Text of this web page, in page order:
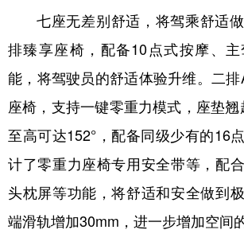
七座无差别舒适，将驾乘舒适
排臻享座椅，配备10点式按摩、
能，将驾驶员的舒适体验升维。二排
座椅，支持一键零重力模式，座垫翘
至高可达152°，配备同级少有的16
计了零重力座椅专用安全带等，配
头枕屏等功能，将舒适和安全做到
端滑轨增加30mm，进一步增加空间